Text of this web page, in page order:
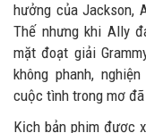
hưởng của Jackson,
Thế nhưng khi Ally
mặt đoạt giải
không phanh,
cuộc tình trong mơ
Kịch bản phim được